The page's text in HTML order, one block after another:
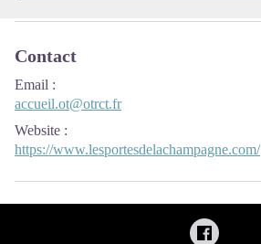
Contact
Email :
accueil.ot@otrct.fr
Website :
https://www.lesportesdelachampagne.com/